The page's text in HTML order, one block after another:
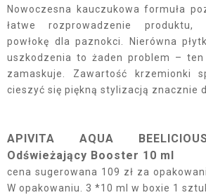
Nowoczesna kauczukowa formuła
łatwe rozprowadzenie produktu,
powłokę dla paznokci. Nierówna
uszkodzenia to żaden problem –
zamaskuje. Zawartość krzemionki
cieszyć się piękną stylizacją znacznie
APIVITA AQUA
Odświeżający Booster 10 ml
cena sugerowana 109 zł za
W opakowaniu. 3 *10 ml w boxie 1